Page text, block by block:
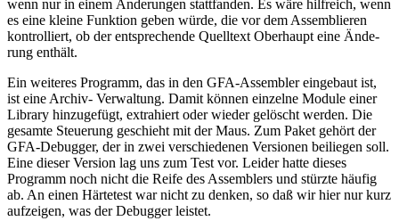
wenn nur in einem Änderungen stattfanden. Es wäre hilfreich, wenn
es eine kleine Funktion geben würde, die vor dem Assemblieren
kontrolliert, ob der entsprechende Quelltext Oberhaupt eine Ände-
rung enthält.
Ein weiteres Programm, das in den GFA-Assembler eingebaut ist,
ist eine Archiv- Verwaltung. Damit können einzelne Module einer
Library hinzugefügt, extrahiert oder wieder gelöscht werden. Die
gesamte Steuerung geschieht mit der Maus. Zum Paket gehört der
GFA-Debugger, der in zwei verschiedenen Versionen beiliegen soll.
Eine dieser Version lag uns zum Test vor. Leider hatte dieses
Programm noch nicht die Reife des Assemblers und stürzte häufig
ab. An einen Härtetest war nicht zu denken, so daß wir hier nur kurz
aufzeigen, was der Debugger leistet.